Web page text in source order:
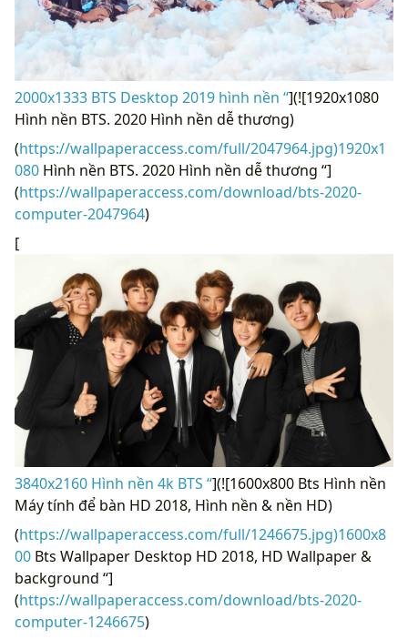
2000x1333 BTS Desktop 2019 hình nền “](![1920x1080
Hình nền BTS. 2020 Hình nền dễ thương)
(https://wallpaperaccess.com/full/2047964.jpg)1920x1
080 Hình nền BTS. 2020 Hình nền dễ thương “]
(https://wallpaperaccess.com/download/bts-2020-
computer-2047964)
[
3840x2160 Hình nền 4k BTS “](![1600x800 Bts Hình nền
Máy tính để bàn HD 2018, Hình nền & nền HD)
(https://wallpaperaccess.com/full/1246675.jpg)1600x8
00 Bts Wallpaper Desktop HD 2018, HD Wallpaper &
background “]
(https://wallpaperaccess.com/download/bts-2020-
computer-1246675)